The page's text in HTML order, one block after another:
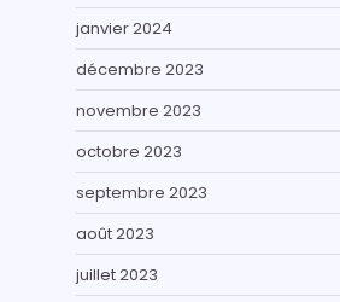
janvier 2024
décembre 2023
novembre 2023
octobre 2023
septembre 2023
août 2023
juillet 2023